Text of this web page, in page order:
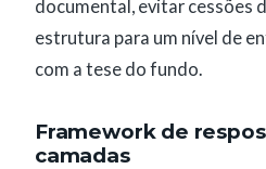
documental, evitar cessões
estrutura para um nível de
com a tese do fundo.
Framework de
camadas